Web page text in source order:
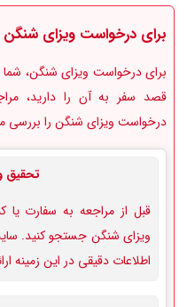
برای درخواست ویزای شنگن
برای درخواست ویزای شنگن،
قصد سفر به آن را دارید،
درخواست ویزای شنگن را بررسی
تحقیق
قبل از مراجعه به سفارت یا
ویزای شنگن جستجو کنید.
اطلاعات دقیقی در این زمینه